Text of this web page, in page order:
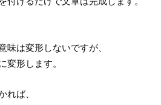
味は変形しないですが、
変形します。
れば、